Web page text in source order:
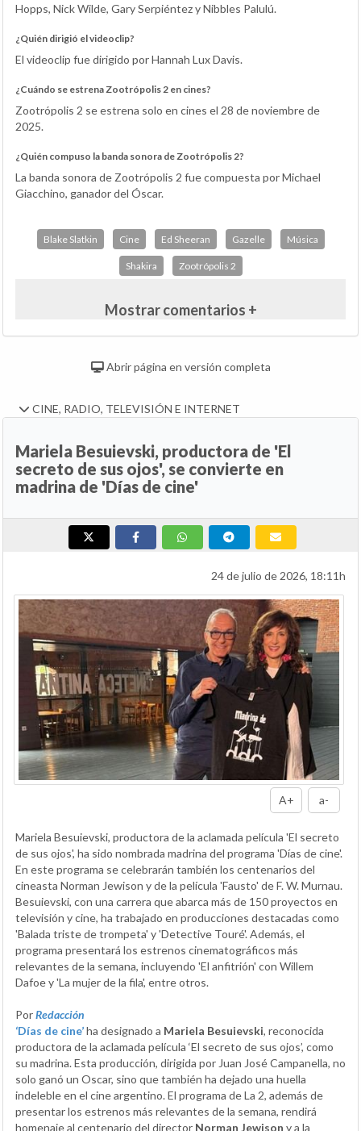
Hopps, Nick Wilde, Gary Serpiéntez y Nibbles Palulú.
¿Quién dirigió el videoclip?
El videoclip fue dirigido por Hannah Lux Davis.
¿Cuándo se estrena Zootrópolis 2 en cines?
Zootrópolis 2 se estrena solo en cines el 28 de noviembre de
2025.
¿Quién compuso la banda sonora de Zootrópolis 2?
La banda sonora de Zootrópolis 2 fue compuesta por Michael
Giacchino, ganador del Óscar.
Blake Slatkin Cine Ed Sheeran Gazelle Música
Shakira Zootrópolis 2
Mostrar comentarios +
Abrir página en versión completa
CINE, RADIO, TELEVISIÓN E INTERNET
Mariela Besuievski, productora de 'El
secreto de sus ojos', se convierte en
madrina de 'Días de cine'
24 de julio de 2026, 18:11h
A+ a-
Mariela Besuievski, productora de la aclamada película 'El secreto
de sus ojos', ha sido nombrada madrina del programa 'Días de cine'.
En este programa se celebrarán también los centenarios del
cineasta Norman Jewison y de la película 'Fausto' de F. W. Murnau.
Besuievski, con una carrera que abarca más de 150 proyectos en
televisión y cine, ha trabajado en producciones destacadas como
'Balada triste de trompeta' y 'Detective Touré'. Además, el
programa presentará los estrenos cinematográficos más
relevantes de la semana, incluyendo 'El anfitrión' con Willem
Dafoe y 'La mujer de la fila', entre otros.
PorRedacción
‘Días de cine’ha designado a Mariela Besuievski, reconocida
productora de la aclamada película ‘El secreto de sus ojos’, como
su madrina. Esta producción, dirigida por Juan José Campanella, no
solo ganó un Oscar, sino que también ha dejado una huella
indeleble en el cine argentino. El programa de La 2, además de
presentar los estrenos más relevantes de la semana, rendirá
homenaje al centenario del director Norman Jewison y a la